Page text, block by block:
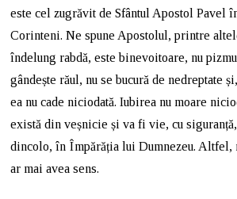
este cel zugrăvit de Sfântul Apostol Pavel
Corinteni. Ne spune Apostolul, printre
îndelung rabdă, este binevoitoare, nu
gândește răul, nu se bucură de nedreptate
ea nu cade niciodată. Iubirea nu moare
există din veșnicie și va fi vie, cu
dincolo, în Împărăția lui Dumnezeu. Altfel,
ar mai avea sens.